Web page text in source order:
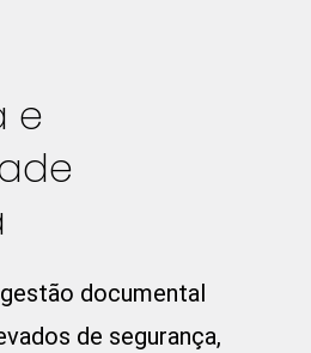
e
documental
de segurança,